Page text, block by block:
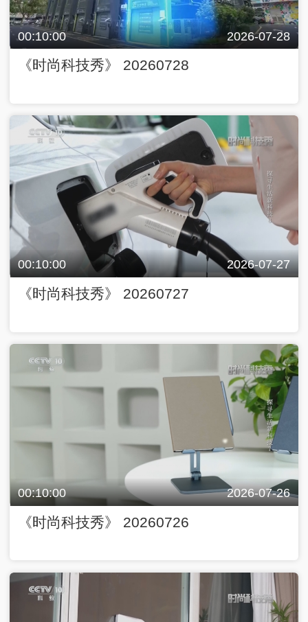
00:10:00 2026-07-28
《时尚科技秀》 20260728
00:10:00 2026-07-27
《时尚科技秀》 20260727
00:10:00 2026-07-26
《时尚科技秀》 20260726